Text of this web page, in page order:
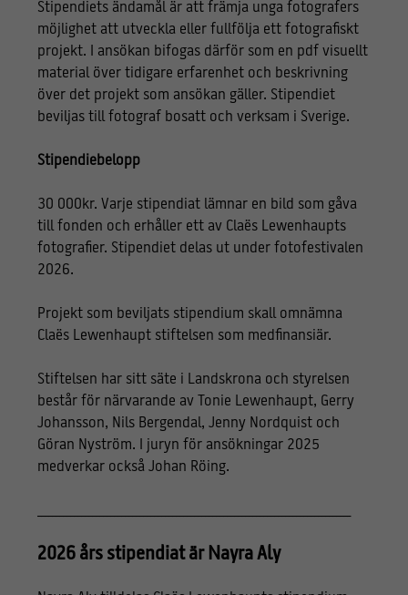
Stipendiets ändamål är att främja unga fotografers
möjlighet att utveckla eller fullfölja ett fotografiskt
projekt. I ansökan bifogas därför som en pdf visuellt
material över tidigare erfarenhet och beskrivning
över det projekt som ansökan gäller. Stipendiet
beviljas till fotograf bosatt och verksam i Sverige.
Stipendiebelopp
30 000kr. Varje stipendiat lämnar en bild som gåva
till fonden och erhåller ett av Claës Lewenhaupts
fotografier. Stipendiet delas ut under fotofestivalen
2026.
Projekt som beviljats stipendium skall omnämna
Claës Lewenhaupt stiftelsen som medfinansiär.
Stiftelsen har sitt säte i Landskrona och styrelsen
består för närvarande av Tonie Lewenhaupt, Gerry
Johansson, Nils Bergendal, Jenny Nordquist och
Göran Nyström. I juryn för ansökningar 2025
medverkar också Johan Röing.
2026 års stipendiat är Nayra Aly